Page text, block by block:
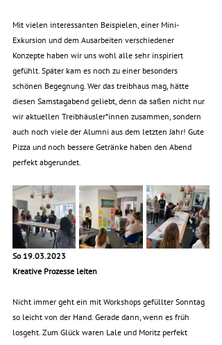
Mit vielen interessanten Beispielen, einer Mini-
Exkursion und dem Ausarbeiten verschiedener
Konzepte haben wir uns wohl alle sehr inspiriert
gefühlt. Später kam es noch zu einer besonders
schönen Begegnung. Wer das treibhaus mag, hätte
diesen Samstagabend geliebt, denn da saßen nicht nur
wir aktuellen Treibhäusler*innen zusammen, sondern
auch noch viele der Alumni aus dem letzten Jahr! Gute
Pizza und noch bessere Getränke haben den Abend
perfekt abgerundet.
So 19.03.2023
Kreative Prozesse leiten
Nicht immer geht ein mit Workshops gefüllter Sonntag
so leicht von der Hand. Gerade dann, wenn es früh
losgeht. Zum Glück waren Lale und Moritz perfekt